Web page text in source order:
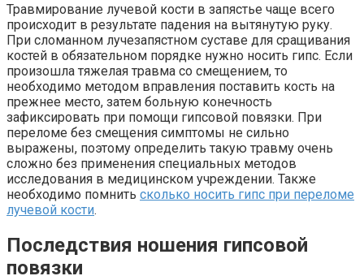
Травмирование лучевой кости в запястье чаще всего
происходит в результате падения на вытянутую руку.
При сломанном лучезапястном суставе для сращивания
костей в обязательном порядке нужно носить гипс. Если
произошла тяжелая травма со смещением, то
необходимо методом вправления поставить кость на
прежнее место, затем больную конечность
зафиксировать при помощи гипсовой повязки. При
переломе без смещения симптомы не сильно
выражены, поэтому определить такую травму очень
сложно без применения специальных методов
исследования в медицинском учреждении. Также
необходимо помнить сколько носить гипс при переломе
лучевой кости.
Последствия ношения гипсовой
повязки